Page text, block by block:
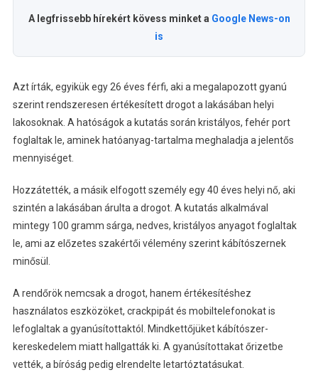
A legfrissebb hírekért kövess minket a Google News-on
is
Azt írták, egyikük egy 26 éves férfi, aki a megalapozott gyanú
szerint rendszeresen értékesített drogot a lakásában helyi
lakosoknak. A hatóságok a kutatás során kristályos, fehér port
foglaltak le, aminek hatóanyag-tartalma meghaladja a jelentős
mennyiséget.
Hozzátették, a másik elfogott személy egy 40 éves helyi nő, aki
szintén a lakásában árulta a drogot. A kutatás alkalmával
mintegy 100 gramm sárga, nedves, kristályos anyagot foglaltak
le, ami az előzetes szakértői vélemény szerint kábítószernek
minősül.
A rendőrök nemcsak a drogot, hanem értékesítéshez
használatos eszközöket, crackpipát és mobiltelefonokat is
lefoglaltak a gyanúsítottaktól. Mindkettőjüket kábítószer-
kereskedelem miatt hallgatták ki. A gyanúsítottakat őrizetbe
vették, a bíróság pedig elrendelte letartóztatásukat.